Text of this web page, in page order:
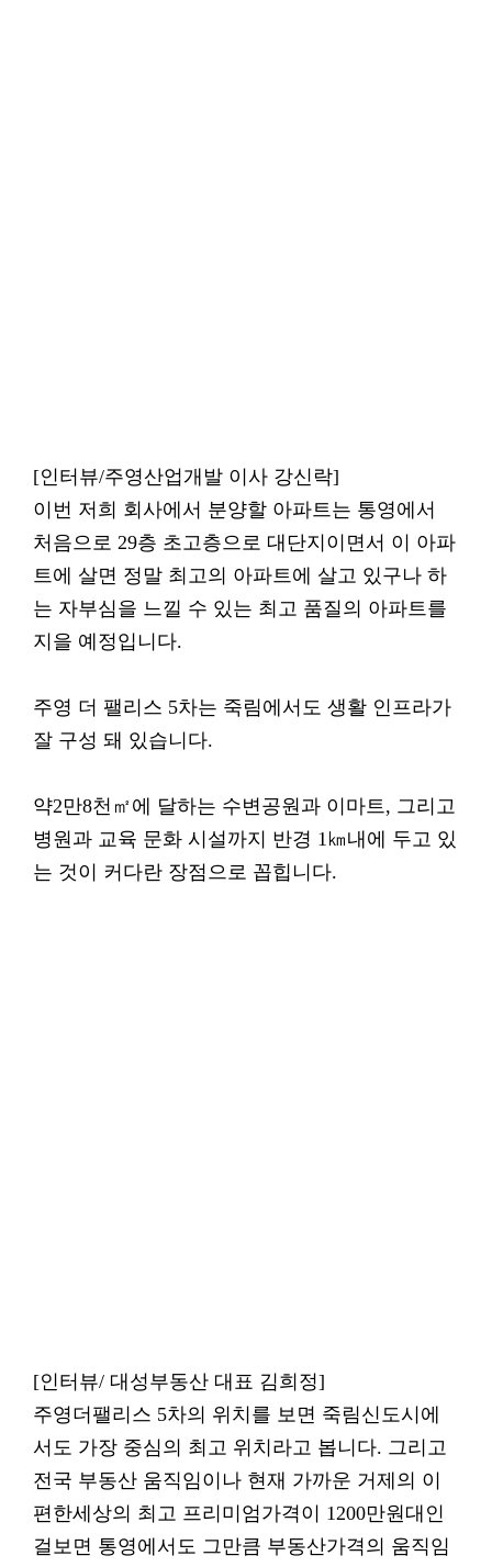
[인터뷰/주영산업개발 이사 강신락]
이번 저희 회사에서 분양할 아파트는 통영에서
처음으로 29층 초고층으로 대단지이면서 이 아파
트에 살면 정말 최고의 아파트에 살고 있구나 하
는 자부심을 느낄 수 있는 최고 품질의 아파트를
지을 예정입니다.
주영 더 팰리스 5차는 죽림에서도 생활 인프라가
잘 구성 돼 있습니다.
약2만8천㎡에 달하는 수변공원과 이마트, 그리고
병원과 교육 문화 시설까지 반경 1㎞내에 두고 있
는 것이 커다란 장점으로 꼽힙니다.
[인터뷰/ 대성부동산 대표 김희정]
주영더팰리스 5차의 위치를 보면 죽림신도시에
서도 가장 중심의 최고 위치라고 봅니다. 그리고
전국 부동산 움직임이나 현재 가까운 거제의 이
편한세상의 최고 프리미엄가격이 1200만원대인
걸보면 통영에서도 그만큼 부동산가격의 움직임